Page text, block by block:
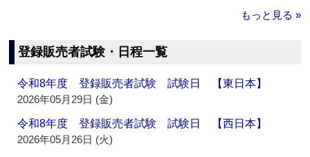
もっと見る »
登録販売者試験・日程一覧
令和8年度 登録販売者試験 試験日 【東日本】
2026年05月29日 (金)
令和8年度 登録販売者試験 試験日 【西日本】
2026年05月26日 (火)